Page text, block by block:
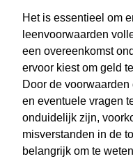
Het is essentieel om
leenvoorwaarden
een overeenkomst
ervoor kiest om geld
Door de
en eventuele vragen
onduidelijk zijn,
misverstanden in de
belangrijk om te